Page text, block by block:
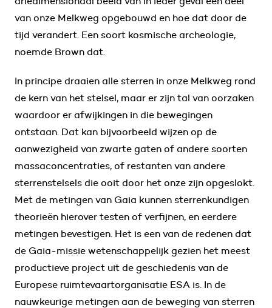
van onze Melkweg opgebouwd en hoe dat door de
tijd verandert. Een soort kosmische archeologie,
noemde Brown dat.
In principe draaien alle sterren in onze Melkweg rond
de kern van het stelsel, maar er zijn tal van oorzaken
waardoor er afwijkingen in die bewegingen
ontstaan. Dat kan bijvoorbeeld wijzen op de
aanwezigheid van zwarte gaten of andere soorten
massaconcentraties, of restanten van andere
sterrenstelsels die ooit door het onze zijn opgeslokt.
Met de metingen van Gaia kunnen sterrenkundigen
theorieën hierover testen of verfijnen, en eerdere
metingen bevestigen. Het is een van de redenen dat
de Gaia-missie wetenschappelijk gezien het meest
productieve project uit de geschiedenis van de
Europese ruimtevaartorganisatie ESA is. In de
nauwkeurige metingen aan de beweging van sterren